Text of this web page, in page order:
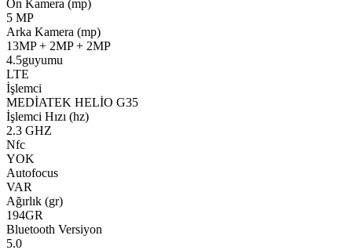
Ön Kamera (mp)
5 MP
Arka Kamera (mp)
13MP + 2MP + 2MP
4.5guyumu
LTE
İşlemci
MEDİATEK HELİO G35
İşlemci Hızı (hz)
2.3 GHZ
Nfc
YOK
Autofocus
VAR
Ağırlık (gr)
194GR
Bluetooth Versiyon
5.0